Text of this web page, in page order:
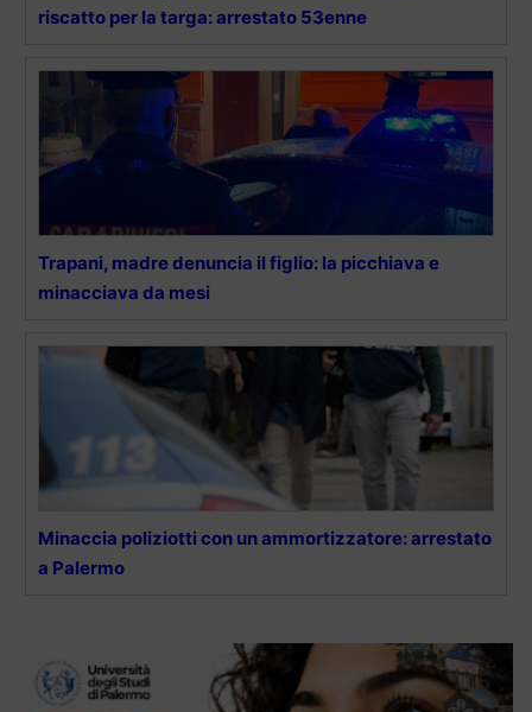
riscatto per la targa: arrestato 53enne
Trapani, madre denuncia il figlio: la picchiava e
minacciava da mesi
Minaccia poliziotti con un ammortizzatore: arrestato
a Palermo